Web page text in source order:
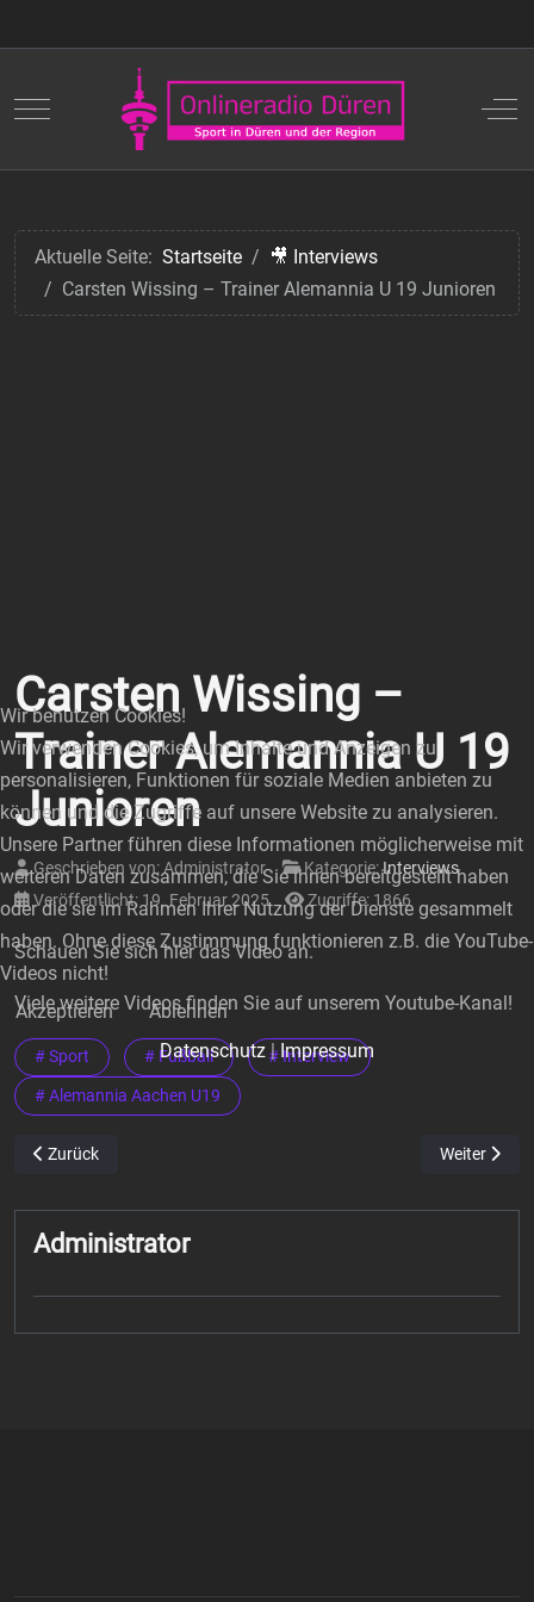
Mobile Menu Toggle Off-
Aktuelle Seite: Startseite
🎥 Interviews
Carsten Wissing – Trainer Alemannia U 19 Junioren
Carsten Wissing –
Trainer Alemannia U 19
Junioren
Geschrieben von:Administrator Kategorie:Interviews
Veröffentlicht: 19. Februar 2025
Zugriffe: 1866
Schauen Sie sich hier das Video an.
Viele weitere Videos finden Sie auf unserem Youtube-Kanal!
# Sport # Fußball # Interview
# Alemannia Aachen U19
Vorheriger Beitrag: Oguzkaan Gökcesin Co-Trainer Alemannia U 19
Zurück Nächster
Weiter
Administrator
Wir benutzen Cookies!
Wir verwenden Cookies, um Inhalte und Anzeigen zu
personalisieren, Funktionen für soziale Medien anbieten zu
können und die Zugriffe auf unsere Website zu analysieren.
Unsere Partner führen diese Informationen möglicherweise mit
weiteren Daten zusammen, die Sie ihnen bereitgestellt haben
oder die sie im Rahmen Ihrer Nutzung der Dienste gesammelt
haben. Ohne diese Zustimmung funktionieren z.B. die YouTube-
Videos nicht!
Akzeptieren
Ablehnen
Datenschutz|Impressum